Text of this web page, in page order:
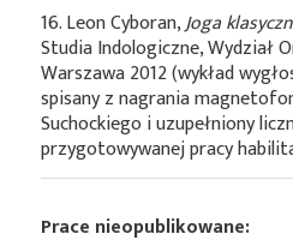
16. Leon Cyboran,Joga
Studia Indologiczne, Wydział
Warszawa 2012 (wykład
spisany z nagrania
Suchockiego i uzupełniony
przygotowywanej pracy
Prace nieopublikowane: